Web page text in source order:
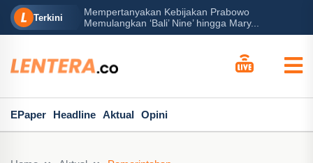
Terkini
Prabowo
hingga Mary...
Peran Besar Tuhan…
EPaper Headline Aktual Opini